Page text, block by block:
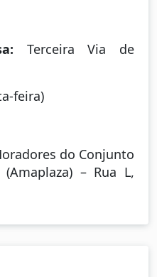
Terceira Via de
feira)
do Conjunto
– Rua L,